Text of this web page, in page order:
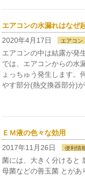
エアコンの水漏れはなぜ
2020年4月17日
エアコン
エアコンの中は結露が発
では、エアコンからの水
ょっちゅう発生します。
やす部分(熱交換器部分)
ＥＭ液の色々な効用
2017年11月26日
便利情
菌には、大きく分けると
母菌などの善玉菌 とがあ